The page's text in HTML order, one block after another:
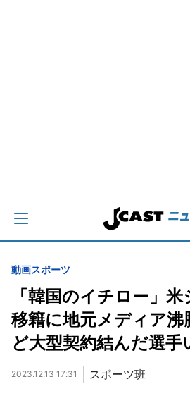
動画スポーツ
「韓国のイチロー」
移籍に地元メディア
ど大型契約結んだ選手
2023.12.13 17:31 スポーツ班